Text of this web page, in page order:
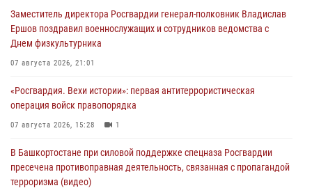
Заместитель директора Росгвардии генерал-полковник Владислав
Ершов поздравил военнослужащих и сотрудников ведомства с
Днем физкультурника
07 августа 2026, 21:01
«Росгвардия. Вехи истории»: первая антитеррористическая
операция войск правопорядка
07 августа 2026, 15:28 1
В Башкортостане при силовой поддержке спецназа Росгвардии
пресечена противоправная деятельность, связанная с пропагандой
терроризма (видео)